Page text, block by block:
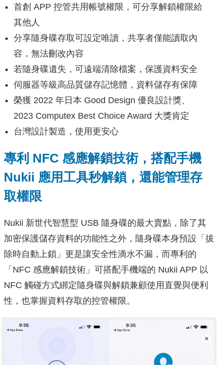
首創 APP 控管共用帳號權限，可分享解鎖權限給
其他人
分享隨身碟存取可設定唯讀，共享者僅能讀取內
容，無法刪改內容
若隨身碟遺失，可遠端清除檔案，保護資料安全
伺服器等級高品質儲存記憶體，資料儲存有保障
榮獲 2022 年日本 Good Design 優良設計獎、
2023 Computex Best Choice Award 大獎肯定
台灣設計製造，使用更安心
專利 NFC 感應解鎖技術，搭配手機
Nukii 應用工具秒解鎖，還能管理存
取權限
Nukii 新世代智慧型 USB 隨身碟的最大賣點，除了其
加密保護儲存資料的功能性之外，隨身碟本身預設「拔
除時自動上鎖」更是讓安全性滴水不漏，而專利的
「NFC 感應解鎖技術」可搭配手機端的 Nukii APP 以
NFC 觸碰方式綁定隨身碟與解鎖兼顧使用直覺與便利
性，也掌握資料存取的控管權限。